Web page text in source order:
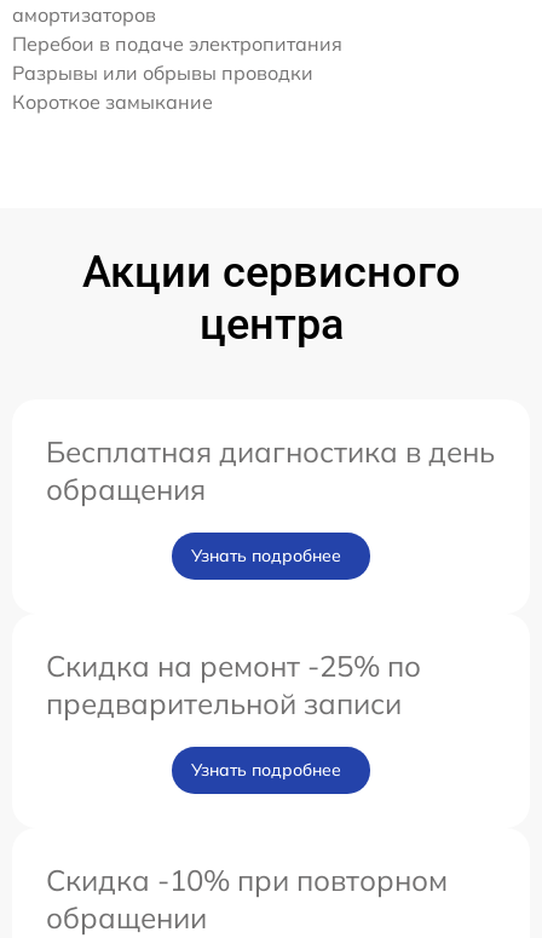
амортизаторов
Перебои в подаче электропитания
Разрывы или обрывы проводки
Короткое замыкание
Акции сервисного
центра
Бесплатная диагностика в день
обращения
Узнать подробнее
Скидка на ремонт -25% по
предварительной записи
Узнать подробнее
Скидка -10% при повторном
обращении